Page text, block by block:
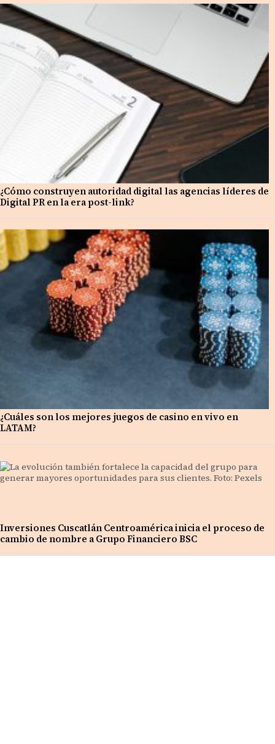
¿Cómo construyen autoridad digital las agencias líderes de
Digital PR en la era post-link?
¿Cuáles son los mejores juegos de casino en vivo en
LATAM?
Inversiones Cuscatlán Centroamérica inicia el proceso de
cambio de nombre a Grupo Financiero BSC